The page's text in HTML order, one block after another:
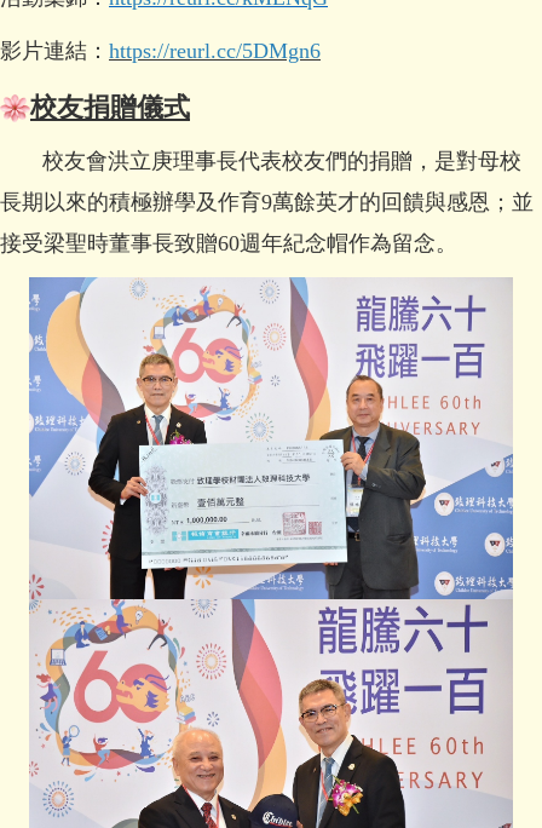
影片連結： https://reurl.cc/5DMgn6
校友捐贈儀式
校友會洪立庚理事長代表校友們的捐贈，是對母校
長期以來的積極辦學及作育9萬餘英才的回饋與感恩；並
接受梁聖時董事長致贈60週年紀念帽作為留念。